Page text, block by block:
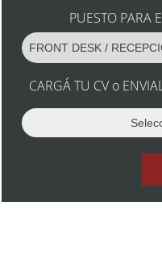
PUESTO PARA
CARGÁ TU CV o